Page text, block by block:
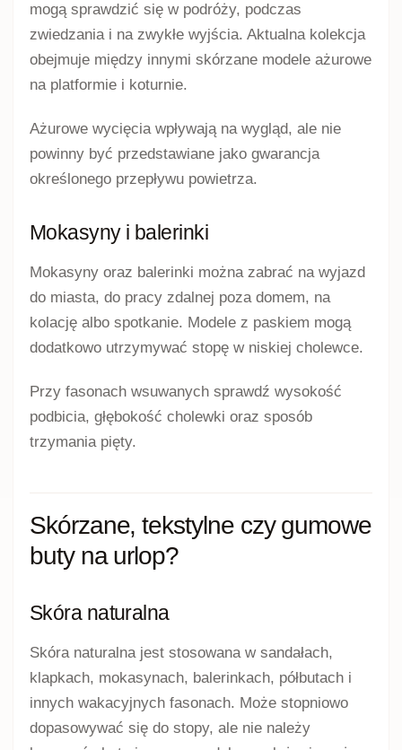
mogą sprawdzić się w podróży, podczas
zwiedzania i na zwykłe wyjścia. Aktualna kolekcja
obejmuje między innymi skórzane modele ażurowe
na platformie i koturnie.
Ażurowe wycięcia wpływają na wygląd, ale nie
powinny być przedstawiane jako gwarancja
określonego przepływu powietrza.
Mokasyny i balerinki
Mokasyny oraz balerinki można zabrać na wyjazd
do miasta, do pracy zdalnej poza domem, na
kolację albo spotkanie. Modele z paskiem mogą
dodatkowo utrzymywać stopę w niskiej cholewce.
Przy fasonach wsuwanych sprawdź wysokość
podbicia, głębokość cholewki oraz sposób
trzymania pięty.
Skórzane, tekstylne czy gumowe
buty na urlop?
Skóra naturalna
Skóra naturalna jest stosowana w sandałach,
klapkach, mokasynach, balerinkach, półbutach i
innych wakacyjnych fasonach. Może stopniowo
dopasowywać się do stopy, ale nie należy